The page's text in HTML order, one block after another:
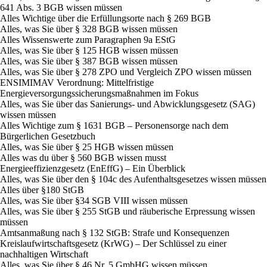
641 Abs. 3 BGB wissen müssen
Alles Wichtige über die Erfüllungsorte nach § 269 BGB
Alles, was Sie über § 328 BGB wissen müssen
Alles Wissenswerte zum Paragraphen 9a EStG
Alles, was Sie über § 125 HGB wissen müssen
Alles, was Sie über § 387 BGB wissen müssen
Alles, was Sie über § 278 ZPO und Vergleich ZPO wissen müssen
ENSIMIMAV Verordnung: Mittelfristige
Energieversorgungssicherungsmaßnahmen im Fokus
Alles, was Sie über das Sanierungs- und Abwicklungsgesetz (SAG)
wissen müssen
Alles Wichtige zum § 1631 BGB – Personensorge nach dem
Bürgerlichen Gesetzbuch
Alles, was Sie über § 25 HGB wissen müssen
Alles was du über § 560 BGB wissen musst
Energieeffizienzgesetz (EnEffG) – Ein Überblick
Alles, was Sie über den § 104c des Aufenthaltsgesetzes wissen müssen
Alles über §180 StGB
Alles, was Sie über §34 SGB VIII wissen müssen
Alles, was Sie über § 255 StGB und räuberische Erpressung wissen
müssen
Amts­anmaßung nach § 132 StGB: Strafe und Konsequenzen
Kreislaufwirtschaftsgesetz (KrWG) – Der Schlüssel zu einer
nachhaltigen Wirtschaft
Alles, was Sie über § 46 Nr. 5 GmbHG wissen müssen